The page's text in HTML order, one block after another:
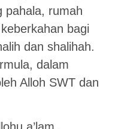
pahala, rumah
bagi
dan shalihah.
dalam
Alloh SWT dan